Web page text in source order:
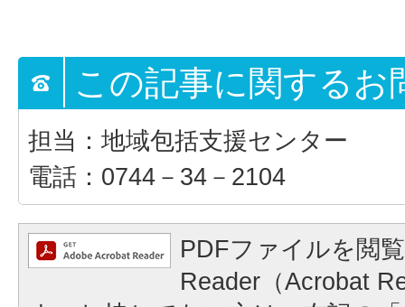
この記事に関するお
担当：地域包括支援センター
電話：0744－34－2104
PDFファイルを閲
Reader（Acrobat